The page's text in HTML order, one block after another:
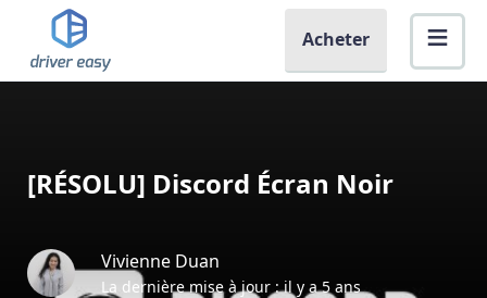
Acheter
[RÉSOLU] Discord Écran Noir
Vivienne Duan
La dernière mise à jour : il y a 5 ans